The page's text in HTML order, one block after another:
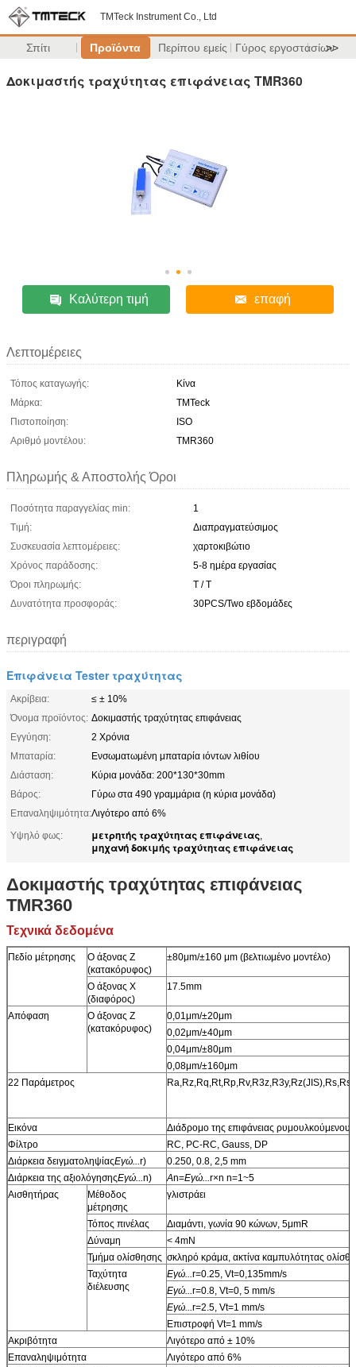
TMTeck Instrument Co., Ltd
Σπίτι Προϊόντα Περίπου εμείς Γύρος εργοστασίων
>>
Δοκιμαστής τραχύτητας επιφάνειας TMR360
Καλύτερη τιμή επαφή
Λεπτομέρειες
Τόπος καταγωγής:
Κίνα
Μάρκα:
TMTeck
Πιστοποίηση:
ISO
Αριθμό μοντέλου:
TMR360
Πληρωμής & Αποστολής Όροι
Ποσότητα παραγγελίας min:
1
Τιμή:
Διαπραγματεύσιμος
Συσκευασία λεπτομέρειες:
χαρτοκιβώτιο
Χρόνος παράδοσης:
5-8 ημέρα εργασίας
Όροι πληρωμής:
T / T
Δυνατότητα προσφοράς:
30PCS/Two εβδομάδες
περιγραφή
Επιφάνεια Tester τραχύτητας
Ακρίβεια:
≤ ± 10%
Όνομα προϊόντος: Δοκιμαστής τραχύτητας επιφάνειας
Εγγύηση:
2 Χρόνια
Μπαταρία:
Ενσωματωμένη μπαταρία ιόντων λιθίου
Διάσταση:
Κύρια μονάδα: 200*130*30mm
Βάρος:
Γύρω στα 490 γραμμάρια (η κύρια μονάδα)
Επαναληψιμότητα:Λιγότερο από 6%
Υψηλό φως:
μετρητής τραχύτητας επιφάνειας,
μηχανή δοκιμής τραχύτητας επιφάνειας
Δοκιμαστής τραχύτητας επιφάνειας
TMR360
Τεχνικά δεδομένα
Πεδίο μέτρησης
Ο άξονας Z
(κατακόρυφος)
±80μm/±160 μm (βελτιωμένο μοντέλο)
Ο άξονας Χ
(διαφόρος)
17.5mm
Απόφαση
Ο άξονας Z
(κατακόρυφος)
0,01μm/±20μm
0,02μm/±40μm
0,04μm/±80μm
0,08μm/±160μm
22 Παράμετρος
Εικόνα
Διάδρομο της επιφάνειας
Φίλτρο
RC, PC-RC, Gauss, DP
Διάρκεια δειγματοληψίαςΕγώ...r)
0.250, 0.8, 2,5 mm
Διάρκεια της αξιολόγησηςΕγώ...n) Αn=Εγώ...r×n n=1~5
Αισθητήρας
Μέθοδος
μέτρησης
γλιστράει
Τόπος πινέλας
Διαμάντι, γωνία 90 κώνων, 5μmR
Δύναμη
< 4mN
Τμήμα ολίσθησης σκληρό κράμα, ακτίνα καμπυλότητας
Ταχύτητα
διέλευσης
Εγώ...r=0.25, Vt=0,135mm/s
Εγώ...r=0.8, Vt=0, 5 mm/s
Εγώ...r=2.5, Vt=1 mm/s
Επιστροφή Vt=1 mm/s
Ακριβότητα
Λιγότερο από ± 10%
Επαναληψιμότητα
Λιγότερο από 6%